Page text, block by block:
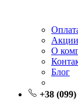
Акции
О
Блог
+38